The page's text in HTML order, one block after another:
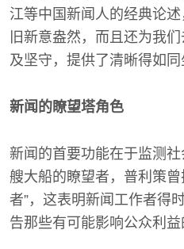
江等中国新闻人的经典论
旧新意盎然，而且还为我
及坚守，提供了清晰得如同
新闻的瞭望塔角色
新闻的首要功能在于监测
艘大船的瞭望者，普利策
者”，这表明新闻工作者得
告那些有可能影响公众利益